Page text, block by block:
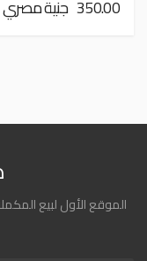
350.00 جنية مصري
الموقع الأول لبيع